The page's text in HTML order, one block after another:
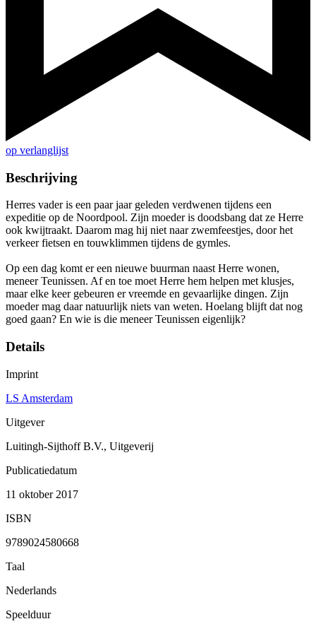
op verlanglijst
Beschrijving
Herres vader is een paar jaar geleden verdwenen tijdens een
expeditie op de Noordpool. Zijn moeder is doodsbang dat ze Herre
ook kwijtraakt. Daarom mag hij niet naar zwemfeestjes, door het
verkeer fietsen en touwklimmen tijdens de gymles.
Op een dag komt er een nieuwe buurman naast Herre wonen,
meneer Teunissen. Af en toe moet Herre hem helpen met klusjes,
maar elke keer gebeuren er vreemde en gevaarlijke dingen. Zijn
moeder mag daar natuurlijk niets van weten. Hoelang blijft dat nog
goed gaan? En wie is die meneer Teunissen eigenlijk?
Details
Imprint
LS Amsterdam
Uitgever
Luitingh-Sijthoff B.V., Uitgeverij
Publicatiedatum
11 oktober 2017
ISBN
9789024580668
Taal
Nederlands
Speelduur